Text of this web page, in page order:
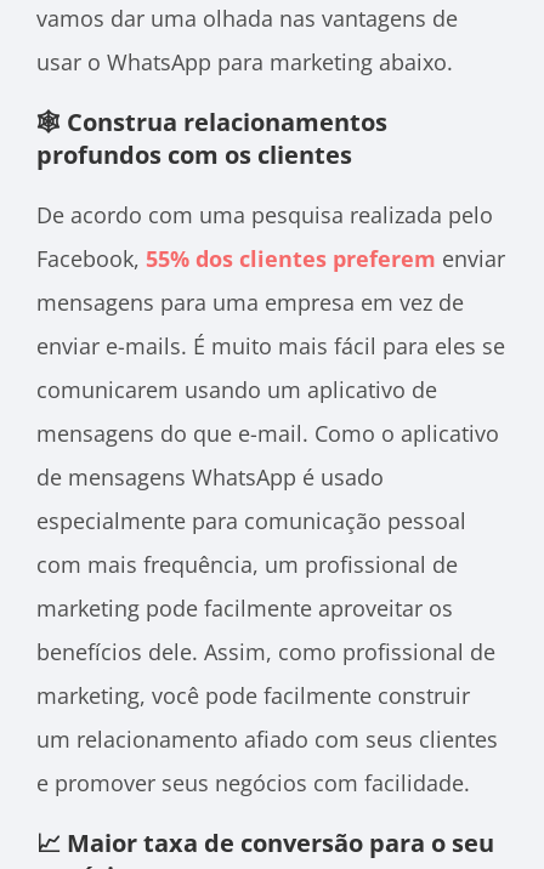
vamos dar uma olhada nas vantagens de
usar o WhatsApp para marketing abaixo.
🕸️ Construa relacionamentos
profundos com os clientes
De acordo com uma pesquisa realizada pelo
Facebook, 55% dos clientes preferem enviar
mensagens para uma empresa em vez de
enviar e-mails. É muito mais fácil para eles se
comunicarem usando um aplicativo de
mensagens do que e-mail. Como o aplicativo
de mensagens WhatsApp é usado
especialmente para comunicação pessoal
com mais frequência, um profissional de
marketing pode facilmente aproveitar os
benefícios dele. Assim, como profissional de
marketing, você pode facilmente construir
um relacionamento afiado com seus clientes
e promover seus negócios com facilidade.
📈 Maior taxa de conversão para o seu